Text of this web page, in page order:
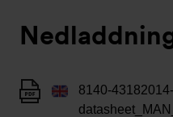
8140-